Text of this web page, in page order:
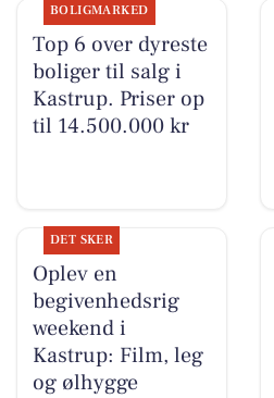
BOLIGMARKED
Top 6 over dyreste
boliger til salg i
Kastrup. Priser op
til 14.500.000 kr
DET SKER
Oplev en
begivenhedsrig
weekend i
Kastrup: Film, leg
og ølhygge